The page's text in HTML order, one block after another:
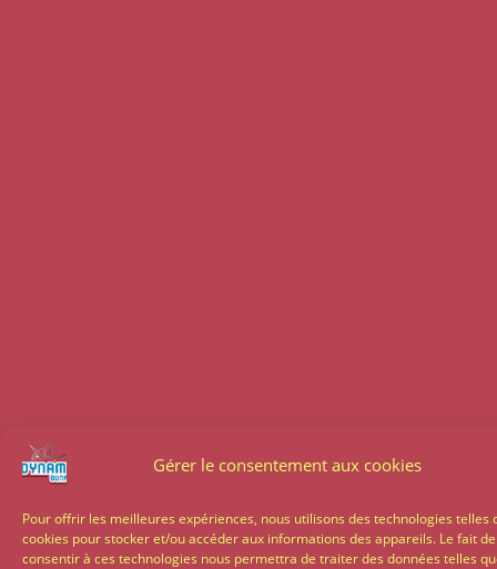
Gérer le consentement aux cookies
Pour offrir les meilleures expériences, nous utilisons des technologies telles
cookies pour stocker et/ou accéder aux informations des appareils. Le fait de
consentir à ces technologies nous permettra de traiter des données telles